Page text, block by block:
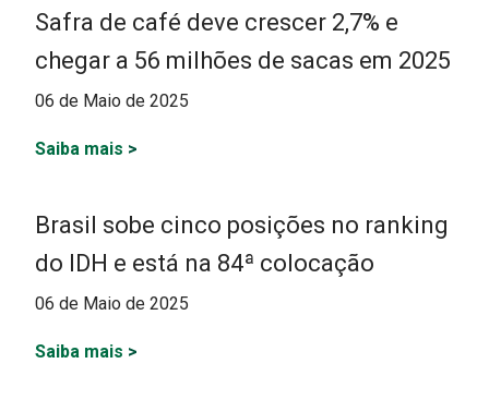
Safra de café deve crescer 2,7% e
chegar a 56 milhões de sacas em 2025
06 de Maio de 2025
Saiba mais >
Brasil sobe cinco posições no ranking
do IDH e está na 84ª colocação
06 de Maio de 2025
Saiba mais >